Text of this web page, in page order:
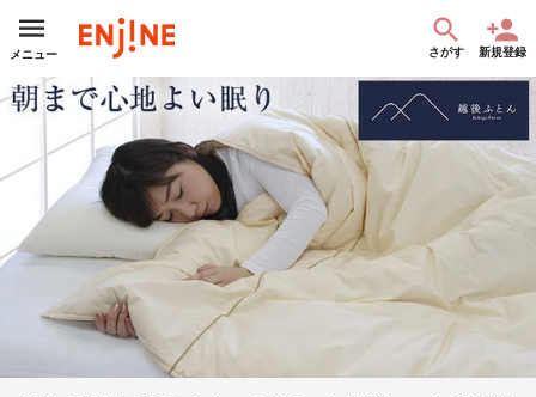
メニュー さがす 新規登録